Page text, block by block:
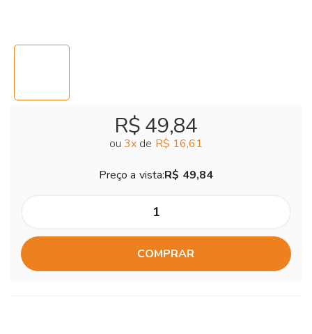
R$ 49,84
ou 3x de R$ 16,61
Preço a vista:R$ 49,84
COMPRAR